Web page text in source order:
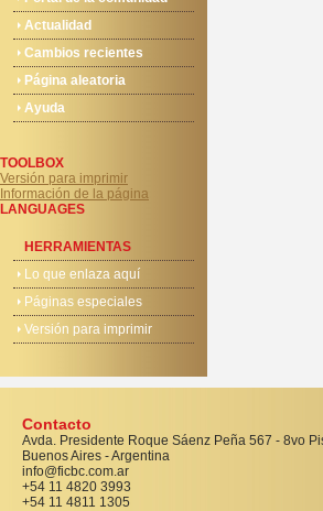
Actualidad
Cambios recientes
Página aleatoria
Ayuda
TOOLBOX
Versión para imprimir
Información de la página
LANGUAGES
HERRAMIENTAS
Lo que enlaza aquí
Páginas especiales
Versión para imprimir
Contacto
Avda. Presidente Roque Sáenz Peña 567 - 8vo
Buenos Aires - Argentina
info@ficbc.com.ar
+54 11 4820 3993
+54 11 4811 1305